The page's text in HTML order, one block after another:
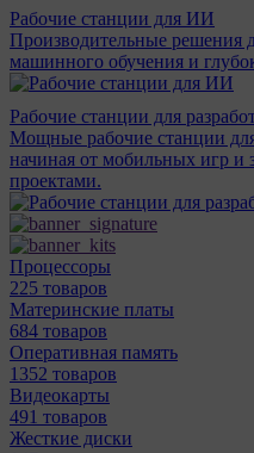
Рабочие станции для ИИ
Производительные решения
машинного обучения и
Рабочие станции для
Мощные рабочие станции
начиная от мобильных игр
проектами.
Процессоры
225 товаров
Материнcкие платы
684 товаров
Оперативная память
1352 товаров
Видеокарты
491 товаров
Жесткие диски